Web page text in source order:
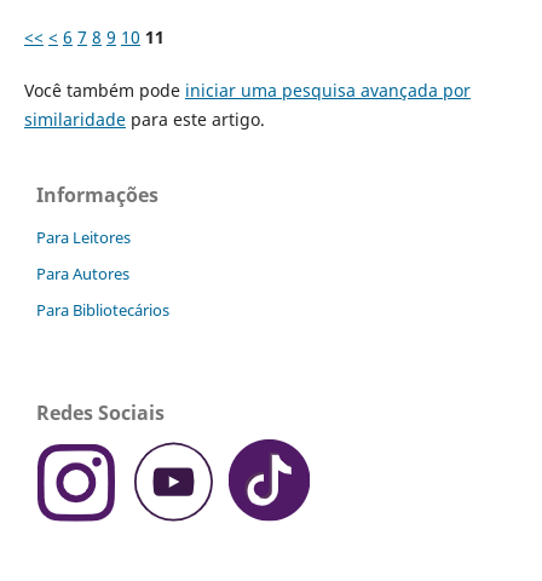
<< < 6 7 8 9 10 11
Você também pode iniciar uma pesquisa avançada por
similaridadepara este artigo.
Informações
Para Leitores
Para Autores
Para Bibliotecários
Redes Sociais